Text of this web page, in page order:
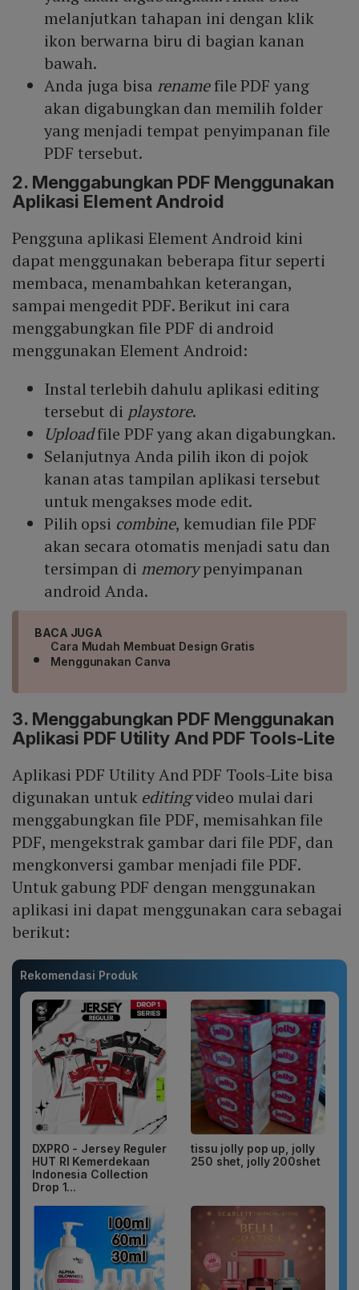
melanjutkan tahapan ini dengan klik
ikon berwarna biru di bagian kanan
bawah.
Anda juga bisa renamefile PDF yang
akan digabungkan dan memilih folder
yang menjadi tempat penyimpanan file
PDF tersebut.
2. Menggabungkan PDF Menggunakan
Aplikasi Element Android
Pengguna aplikasi Element Android kini
dapat menggunakan beberapa fitur seperti
membaca, menambahkan keterangan,
sampai mengedit PDF. Berikut ini cara
menggabungkan file PDF di android
menggunakan Element Android:
Instal terlebih dahulu aplikasi editing
tersebut di playstore.
Uploadfile PDF yang akan digabungkan.
Selanjutnya Anda pilih ikon di pojok
kanan atas tampilan aplikasi tersebut
untuk mengakses mode edit.
Pilih opsi combine, kemudian file PDF
akan secara otomatis menjadi satu dan
tersimpan di memorypenyimpanan
android Anda.
BACA JUGA
Cara Mudah Membuat Design Gratis
Menggunakan Canva
3. Menggabungkan PDF Menggunakan
Aplikasi PDF Utility And PDF Tools-Lite
Aplikasi PDF Utility And PDF Tools-Lite bisa
digunakan untuk editingvideo mulai dari
menggabungkan file PDF, memisahkan file
PDF, mengekstrak gambar dari file PDF, dan
mengkonversi gambar menjadi file PDF.
Untuk gabung PDF dengan menggunakan
aplikasi ini dapat menggunakan cara sebagai
berikut:
Rekomendasi Produk
DXPRO - Jersey Reguler
HUT RI Kemerdekaan
Indonesia Collection
Drop 1...
tissu jolly pop up, jolly
250 shet, jolly 200shet